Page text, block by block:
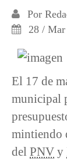
Por
28 /
El 17 de
municipal
mintiendo
del PNV y